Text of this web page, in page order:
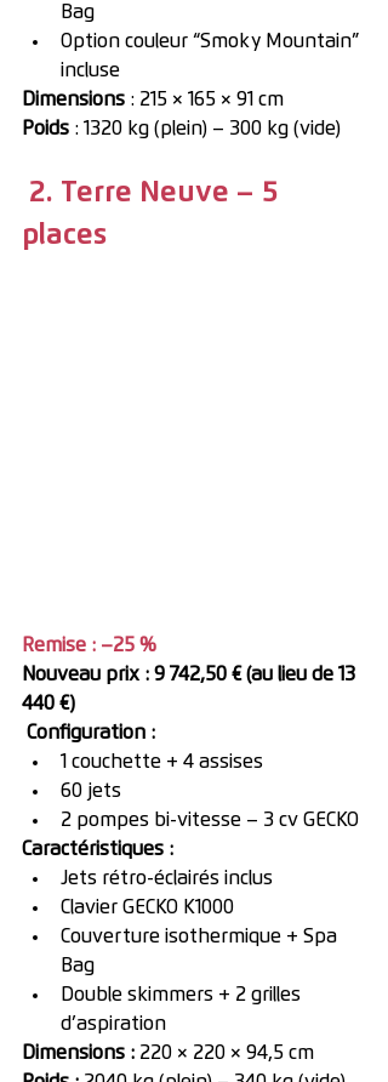
Bag
Option couleur “Smoky Mountain”
incluse
Dimensions : 215 × 165 × 91 cm
Poids : 1320 kg (plein) – 300 kg (vide)
2. Terre Neuve – 5
places
Remise : –25 %
Nouveau prix : 9 742,50 € (au lieu de 13
440 €)
Configuration :
1 couchette + 4 assises
60 jets
2 pompes bi-vitesse – 3 cv GECKO
Caractéristiques :
Jets rétro-éclairés inclus
Clavier GECKO K1000
Couverture isothermique + Spa
Bag
Double skimmers + 2 grilles
d’aspiration
Dimensions : 220 × 220 × 94,5 cm